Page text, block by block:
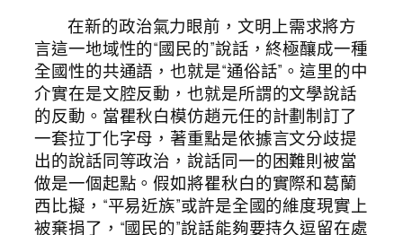
在新的政治氣力眼前，文明上需求將方
言這一地域性的“國民的”說話，終極釀成一種
全國性的共通語，也就是“通俗話”。這里的中
介實在是文腔反動，也就是所謂的文學說話
的反動。當瞿秋白模仿趙元任的計劃制訂了
一套拉丁化字母，著重點是依據言文分歧提
出的說話同等政治，說話同一的困難則被當
做是一個起點。假如將瞿秋白的實際和葛蘭
西比擬，“平易近族”或許是全國的維度現實上
被棄捐了，“國民的”說話能夠要持久逗留在處